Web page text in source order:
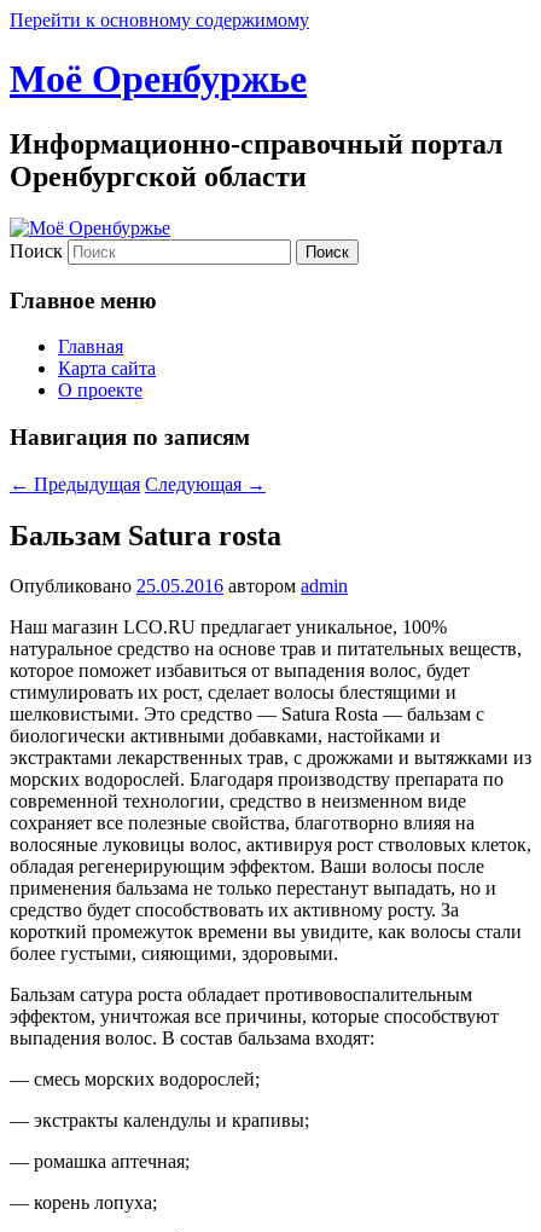
Перейти к основному содержимому
Моё Оренбуржье
Информационно-справочный портал
Оренбургской области
Поиск
Главное меню
Главная
Карта сайта
О проекте
Навигация по записям
← Предыдущая Следующая →
Бальзам Satura rosta
Опубликовано 25.05.2016 автором admin
Наш магазин LCO.RU предлагает уникальное, 100%
натуральное средство на основе трав и питательных веществ,
которое поможет избавиться от выпадения волос, будет
стимулировать их рост, сделает волосы блестящими и
шелковистыми. Это средство — Satura Rosta — бальзам с
биологически активными добавками, настойками и
экстрактами лекарственных трав, с дрожжами и вытяжками из
морских водорослей. Благодаря производству препарата по
современной технологии, средство в неизменном виде
сохраняет все полезные свойства, благотворно влияя на
волосяные луковицы волос, активируя рост стволовых клеток,
обладая регенерирующим эффектом. Ваши волосы после
применения бальзама не только перестанут выпадать, но и
средство будет способствовать их активному росту. За
короткий промежуток времени вы увидите, как волосы стали
более густыми, сияющими, здоровыми.
Бальзам сатура роста обладает противовоспалительным
эффектом, уничтожая все причины, которые способствуют
выпадения волос. В состав бальзама входят:
— смесь морских водорослей;
— экстракты календулы и крапивы;
— ромашка аптечная;
— корень лопуха;